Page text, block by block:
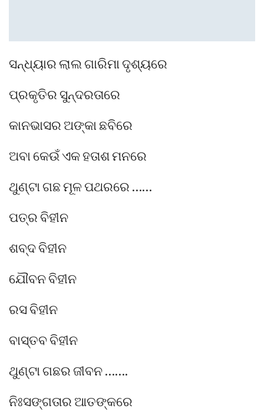
ସନ୍ଧ୍ୟାର ଲାଲ ଗାରିମା ଦୃଶ୍ୟରେ
ପ୍ରକୃତିର ସୁନ୍ଦରତାରେ
କାନଭାସର ଅଙ୍କା ଛବିରେ
ଅବା କେଉଁ ଏକ ହତାଶ ମନରେ
ଥୁଣ୍ଟା ଗଛ ମୂଳ ପଥରରେ ……
ପତ୍ର ବିହୀନ
ଶବ୍ଦ ବିହୀନ
ଯୌବନ ବିହୀନ
ରସ ବିହୀନ
ବାସ୍ତବ ବିହୀନ
ଥୁଣ୍ଟା ଗଛର ଜୀବନ …….
ନିଃସଙ୍ଗତାର ଆତଙ୍କରେ